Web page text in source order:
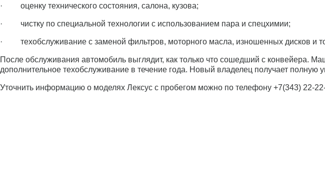
· оценку технического состояния, салона, кузова;
· чистку по специальной технологии с использованием пара и спецхимии;
· техобслуживание с заменой фильтров, моторного масла, изношенных дисков и
После обслуживания автомобиль выглядит, как только что сошедший с конвейера.
дополнительное техобслуживание в течение года. Новый владелец получает полную
Уточнить информацию о моделях Лексус с пробегом можно по телефону +7(343) 22-